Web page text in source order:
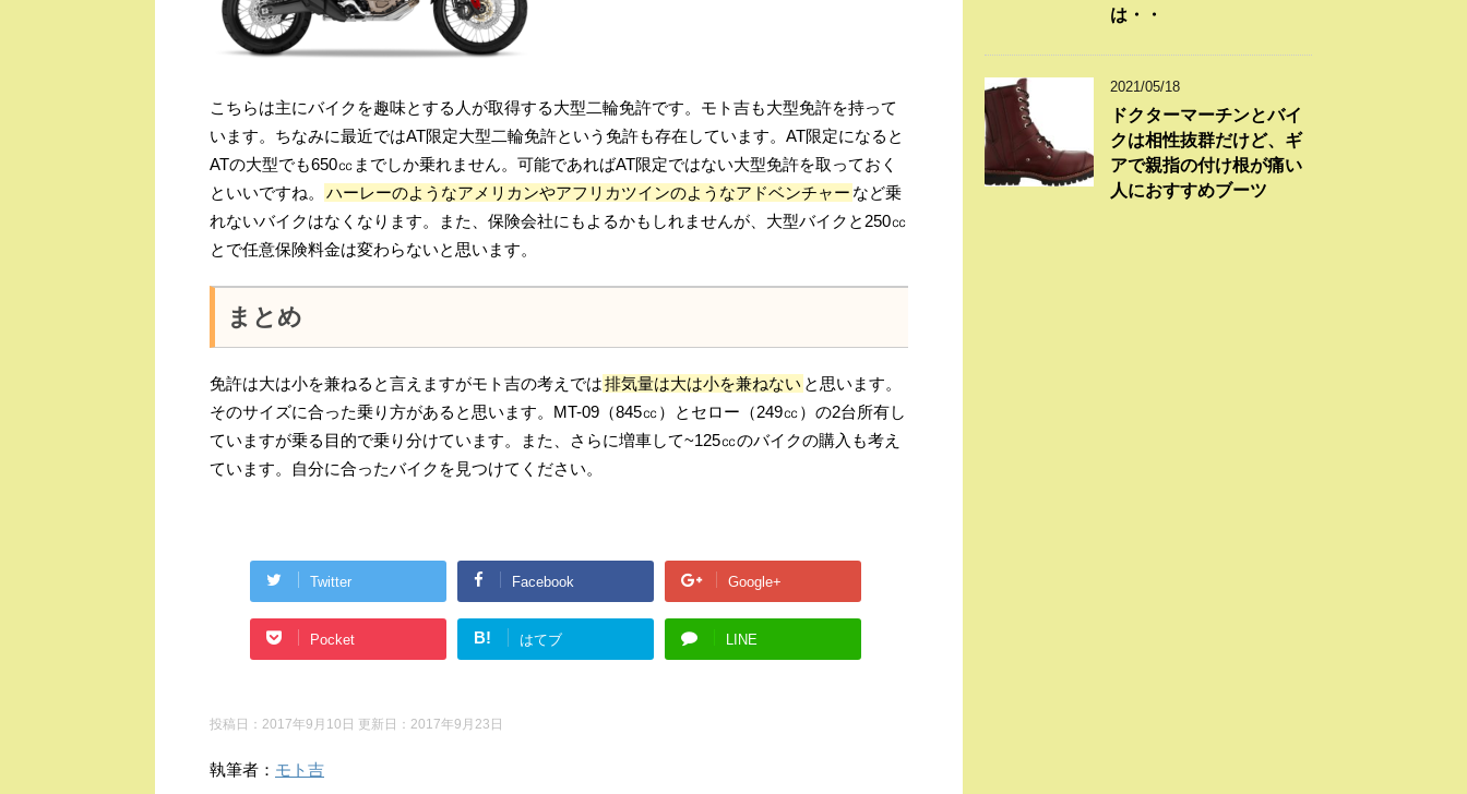
こちらは主にバイクを趣味とする人が取得する大型二輪免許です。モト吉も大型免許を持って
います。ちなみに最近ではAT限定大型二輪免許という免許も存在しています。AT限定になると
ATの大型でも650㏄までしか乗れません。可能であればAT限定ではない大型免許を取っておく
といいですね。
ハーレーのようなアメリカンやアフリカツインのようなアドベンチャー など乗
れないバイクはなくなります。また、保険会社にもよるかもしれませんが、大型バイクと250㏄
とで任意保険料金は変わらないと思います。
まとめ
免許は大は小を兼ねると言えますがモト吉の考えでは排気量は大は小を兼ねない と思います。
そのサイズに合った乗り方があると思います。MT-09（845㏄）とセロー（249㏄）の2台所有し
ていますが乗る目的で乗り分けています。また、さらに増車して~125㏄のバイクの購入も考え
ています。自分に合ったバイクを見つけてください。
Twitter Facebook Google+
Pocket B! はてブ LINE
投稿日：2017年9月10日 更新日： 2017年9月23日
執筆者： モト吉
は・・
2021/05/18
ドクターマーチンとバイ
クは相性抜群だけど、ギ
アで親指の付け根が痛い
人におすすめブーツ